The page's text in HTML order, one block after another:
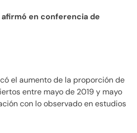
en conferencia de
el aumento de la proporción de
entre mayo de 2019 y mayo
con lo observado en estudios